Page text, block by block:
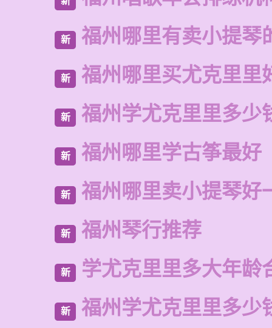
新 福州哪里有卖小提琴
新 福州哪里买尤克里里
新 福州学尤克里里多少
新 福州哪里学古筝最好
新 福州哪里卖小提琴好
新 福州琴行推荐
新 学尤克里里多大年龄
新 福州学尤克里里多少